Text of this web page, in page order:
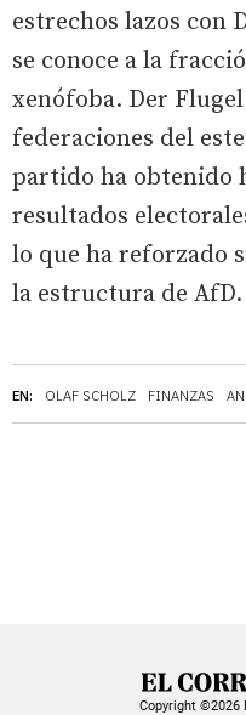
EN: OLAF SCHOLZ FINANZAS
estrechos lazos con
se conoce a la
xenófoba. Der
federaciones del
partido ha obtenido
resultados
lo que ha reforzado
la estructura de AfD.
Copyright ©2026